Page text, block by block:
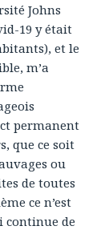
Johns
19 y était
et le
m’a
permanent
que ce soit
ou
de toutes
ce n’est
continue de